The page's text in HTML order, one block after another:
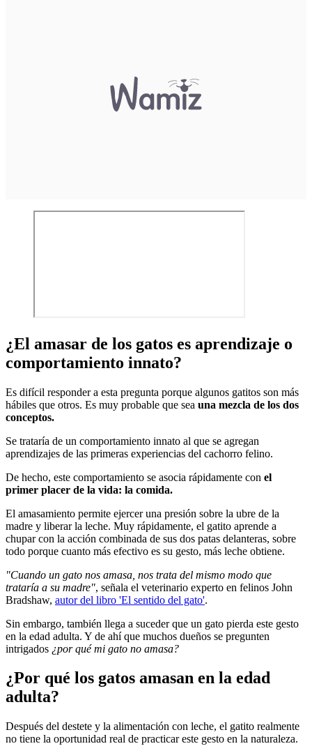
¿El amasar de los gatos es aprendizaje o
comportamiento innato?
Es difícil responder a esta pregunta porque algunos gatitos son más
hábiles que otros. Es muy probable que sea una mezcla de los dos
conceptos.
Se trataría de un comportamiento innato al que se agregan
aprendizajes de las primeras experiencias del cachorro felino.
De hecho, este comportamiento se asocia rápidamente con el
primer placer de la vida: la comida.
El amasamiento permite ejercer una presión sobre la ubre de la
madre y liberar la leche. Muy rápidamente, el gatito aprende a
chupar con la acción combinada de sus dos patas delanteras, sobre
todo porque cuanto más efectivo es su gesto, más leche obtiene.
"Cuando un gato nos amasa, nos trata del mismo modo que
trataría a su madre", señala el veterinario experto en felinos John
Bradshaw, autor del libro 'El sentido del gato'.
Sin embargo, también llega a suceder que un gato pierda este gesto
en la edad adulta. Y de ahí que muchos dueños se pregunten
intrigados ¿por qué mi gato no amasa?
¿Por qué los gatos amasan en la edad
adulta?
Después del destete y la alimentación con leche, el gatito realmente
no tiene la oportunidad real de practicar este gesto en la naturaleza.